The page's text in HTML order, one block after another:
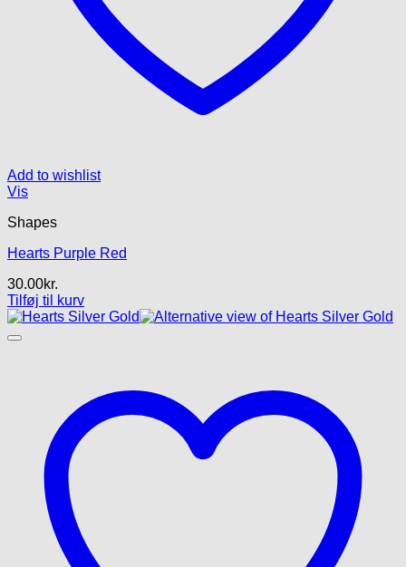
Add to wishlist
Vis
Shapes
Hearts Purple Red
30.00kr.
Tilføj til kurv